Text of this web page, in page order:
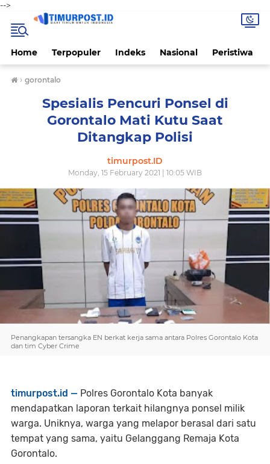
-->
Home Terpopuler Indeks Nasional Peristiwa
› gorontalo
Spesialis Pencuri Ponsel di
Gorontalo Mati Kutu Saat
Ditangkap Polisi
timurpost.ID
Monday, 15 February 2021 | 10:05 WIB
Penangkapan tersangka EN berkat kerja sama antara Polres Gorontalo Kota
dan tim Cyber Crime
timurpost.id — Polres Gorontalo Kota banyak
mendapatkan laporan terkait hilangnya ponsel milik
warga. Uniknya, warga yang melapor berasal dari satu
tempat yang sama, yaitu Gelanggang Remaja Kota
Gorontalo.